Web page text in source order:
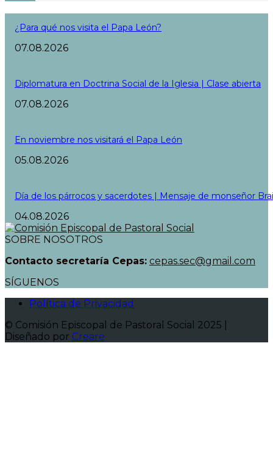
¿Para qué nos visita el Papa León?
07.08.2026
Diplomatura en Doctrina Social de la Iglesia | Clase abierta
07.08.2026
En noviembre nos visitará el Papa León
05.08.2026
Día de los párrocos y sacerdotes | Mensaje de monseñor
04.08.2026
SOBRE NOSOTROS
Contacto secretaría Cepas: cepas.sec@gmail.com
SÍGUENOS
Política de Privacidad
© Comisión Episcopal de Pastoral Social 2025 |
Diseñado por Creare